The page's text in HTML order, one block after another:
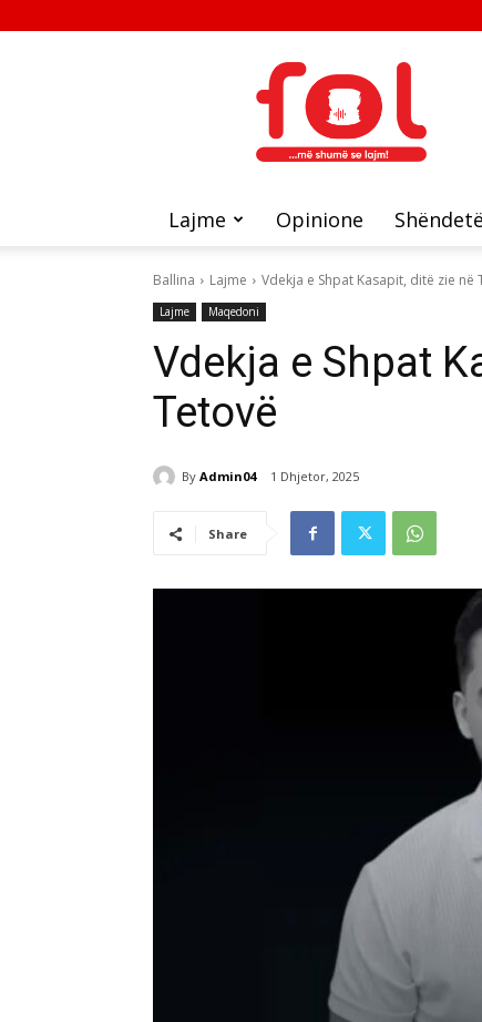
FOL
Lajme Opinione
Ballina Lajme Vdekja e Shpat Kasapit, ditë zie në
Lajme Maqedoni
Vdekja e Shpat
Tetovë
By Admin04 1 Dhjetor, 2025
Share